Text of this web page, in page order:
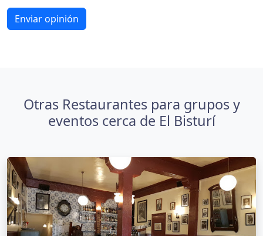
Enviar opinión
Otras Restaurantes para grupos y
eventos cerca de El Bisturí